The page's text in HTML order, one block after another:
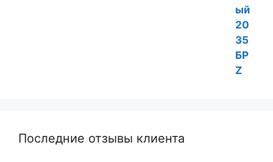
Последние отзывы клиента